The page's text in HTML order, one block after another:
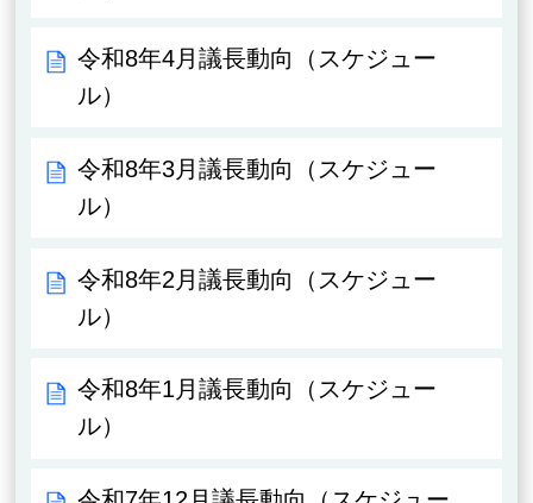
令和8年4月議長動向（スケジュー
ル）
令和8年3月議長動向（スケジュー
ル）
令和8年2月議長動向（スケジュー
ル）
令和8年1月議長動向（スケジュー
ル）